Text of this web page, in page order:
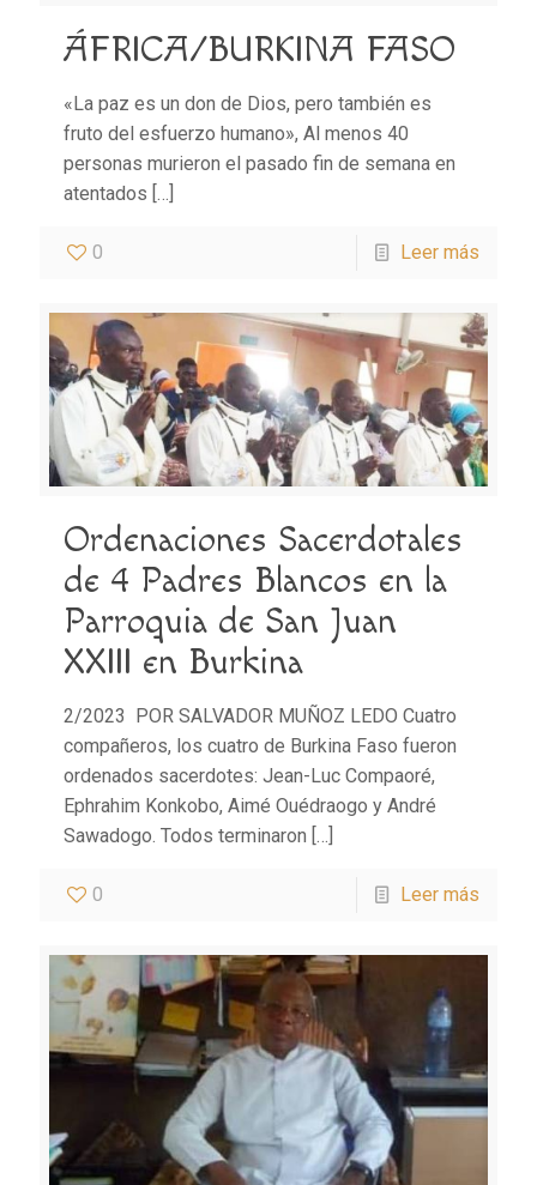
ÁFRICA/BURKINA FASO
«La paz es un don de Dios, pero también es
fruto del esfuerzo humano», Al menos 40
personas murieron el pasado fin de semana en
atentados […]
0 Leer más
Ordenaciones Sacerdotales
de 4 Padres Blancos en la
Parroquia de San Juan
XXIII en Burkina
2/2023 POR SALVADOR MUÑOZ LEDO Cuatro
compañeros, los cuatro de Burkina Faso fueron
ordenados sacerdotes: Jean-Luc Compaoré,
Ephrahim Konkobo, Aimé Ouédraogo y André
Sawadogo. Todos terminaron […]
0 Leer más